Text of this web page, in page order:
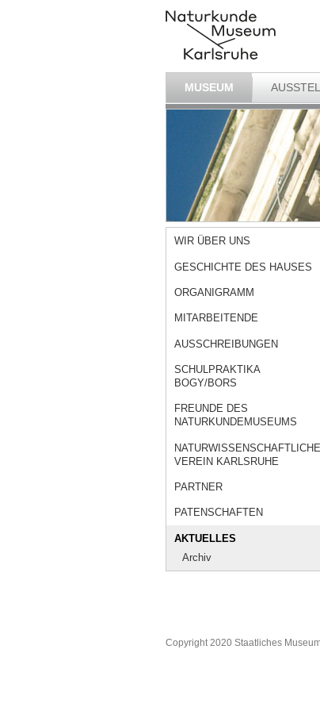
MUSEUM
WIR ÜBER UNS
GESCHICHTE DES HAUSES
ORGANIGRAMM
MITARBEITENDE
AUSSCHREIBUNGEN
SCHULPRAKTIKA
BOGY/BORS
FREUNDE DES
NATURKUNDEMUSEUMS
VEREIN KARLSRUHE
PARTNER
PATENSCHAFTEN
AKTUELLES
Archiv
Copyright 2020 Staatliches